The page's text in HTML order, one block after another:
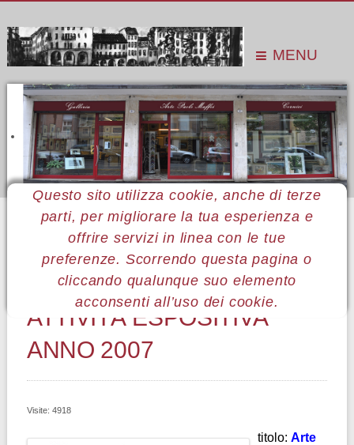
MENU
Questo sito utilizza cookie, anche di terze
parti, per migliorare la tua esperienza e
offrire servizi in linea con le tue
preferenze. Scorrendo questa pagina o
cliccando qualunque suo elemento
acconsenti all’uso dei cookie.
Sei qui: Home
Pubblicazioni
Raccolta cataloghi monografici
Raccolta 2007
ARTE PAOLO MAFFEI:
ATTIVITÀ ESPOSITIVA
ANNO 2007
Visite: 4918
titolo: Arte